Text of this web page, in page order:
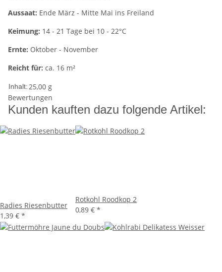
Aussaat: Ende März - Mitte Mai ins Freiland
Keimung: 14 - 21 Tage bei 10 - 22°C
Ernte: Oktober - November
Reicht für: ca. 16 m²
Inhalt:25,00 g
Bewertungen
Kunden kauften dazu folgende Artikel:
Radies Riesenbutter
1,39 € *
Rotkohl Roodkop 2
0,89 € *